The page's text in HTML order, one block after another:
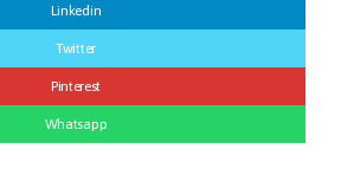
Linkedin
Twitter
Pinterest
Whatsapp